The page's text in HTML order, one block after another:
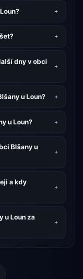
dny v obci
u Loun?
u Loun?
Blšany u
a kdy
u Loun za